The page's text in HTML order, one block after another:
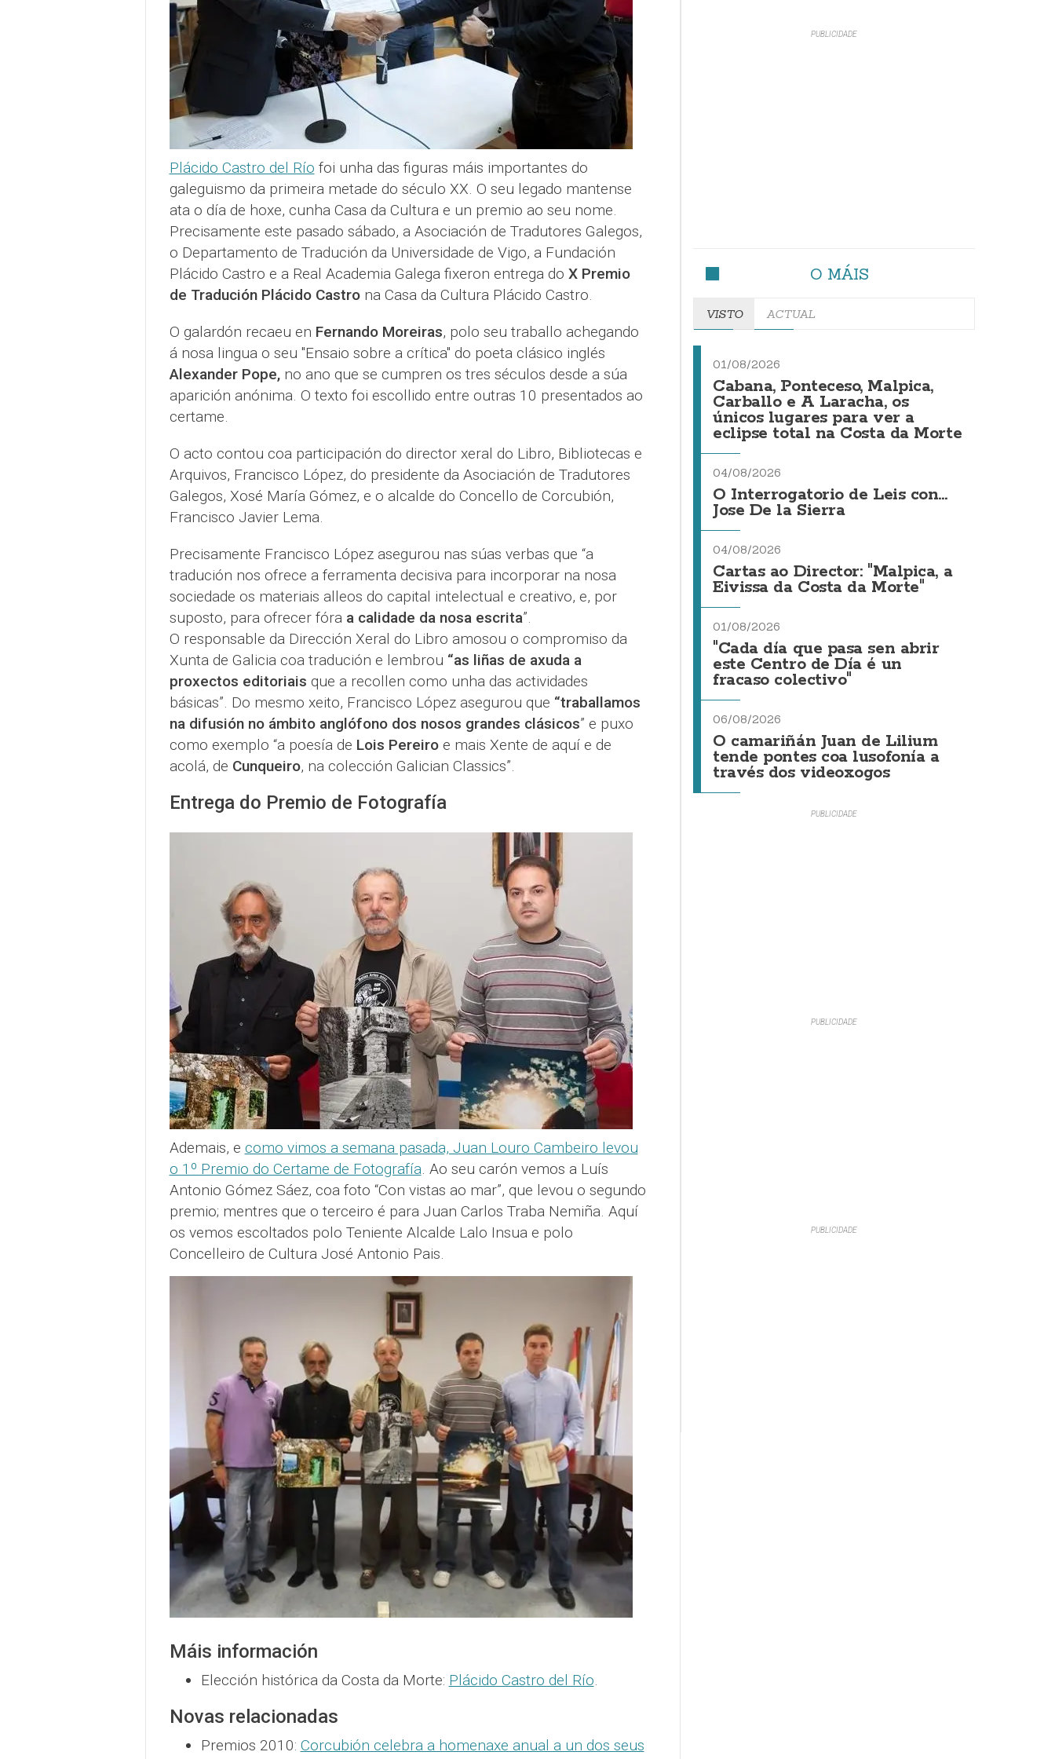
Plácido Castro del Río foi unha das figuras máis importantes do
galeguismo da primeira metade do século XX. O seu legado mantense
ata o día de hoxe, cunha Casa da Cultura e un premio ao seu nome.
Precisamente este pasado sábado, a Asociación de Tradutores Galegos,
o Departamento de Tradución da Universidade de Vigo, a Fundación
Plácido Castro e a Real Academia Galega fixeron entrega do X Premio
de Tradución Plácido Castrona Casa da Cultura Plácido Castro.
O galardón recaeu en Fernando Moreiras, polo seu traballo achegando
á nosa lingua o seu "Ensaio sobre a crítica" do poeta clásico inglés
Alexander Pope,no ano que se cumpren os tres séculos desde a súa
aparición anónima. O texto foi escollido entre outras 10 presentados ao
certame.
O acto contou coa participación do director xeral do Libro, Bibliotecas e
Arquivos, Francisco López, do presidente da Asociación de Tradutores
Galegos, Xosé María Gómez, e o alcalde do Concello de Corcubión,
Francisco Javier Lema.
Precisamente Francisco López asegurou nas súas verbas que “a
tradución nos ofrece a ferramenta decisiva para incorporar na nosa
sociedade os materiais alleos do capital intelectual e creativo, e, por
suposto, para ofrecer fóra a calidade da nosa escrita”.
O responsable da Dirección Xeral do Libro amosou o compromiso da
Xunta de Galicia coa tradución e lembrou “as liñas de axuda a
proxectos editoriais que a recollen como unha das actividades
básicas”. Do mesmo xeito, Francisco López asegurou que “traballamos
na difusión no ámbito anglófono dos nosos grandes clásicos” e puxo
como exemplo “a poesía de Lois Pereiro e mais Xente de aquí e de
acolá, de Cunqueiro, na colección Galician Classics”.
Entrega do Premio de Fotografía
Ademais, e como vimos a semana pasada, Juan Louro Cambeiro levou
o 1º Premio do Certame de Fotografía. Ao seu carón vemos a Luís
Antonio Gómez Sáez, coa foto “Con vistas ao mar”, que levou o segundo
premio; mentres que o terceiro é para Juan Carlos Traba Nemiña. Aquí
os vemos escoltados polo Teniente Alcalde Lalo Insua e polo
Concelleiro de Cultura José Antonio Pais.
Máis información
Elección histórica da Costa da Morte: Plácido Castro del Río.
Novas relacionadas
Premios 2010: Corcubión celebra a homenaxe anual a un dos seus
O MÁIS
VISTO ACTUAL
01/08/2026
Cabana, Ponteceso, Malpica,
Carballo e A Laracha, os
únicos lugares para ver a
eclipse total na Costa da Morte
04/08/2026
O Interrogatorio de Leis con...
Jose De la Sierra
04/08/2026
Cartas ao Director: "Malpica, a
Eivissa da Costa da Morte"
01/08/2026
"Cada día que pasa sen abrir
este Centro de Día é un
fracaso colectivo"
06/08/2026
O camariñán Juan de Lilium
tende pontes coa lusofonía a
través dos videoxogos